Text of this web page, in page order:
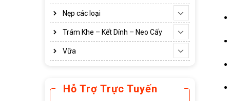
Nẹp các loại
Trám Khe – Kết Dính – Neo Cấy
Vữa
Hỗ Trợ Trực Tuyến